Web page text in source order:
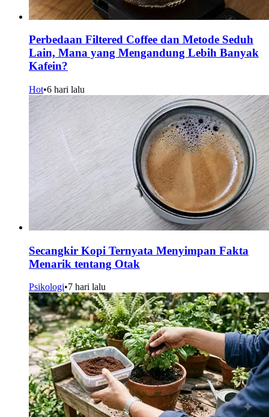
Perbedaan Filtered Coffee dan Metode Seduh
Lain, Mana yang Mengandung Lebih Banyak
Kafein?
Hot•6 hari lalu
Secangkir Kopi Ternyata Menyimpan Fakta
Menarik tentang Otak
Psikologi•7 hari lalu